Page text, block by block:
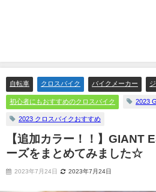
自転車 クロスバイク バイクメーカー
初心者にもおすすめのクロスバイク 2023
2023 クロスバイクおすすめ
【追加カラー！！】GIANT
ーズをまとめてみました☆
2023年7月24日 2023年7月24日